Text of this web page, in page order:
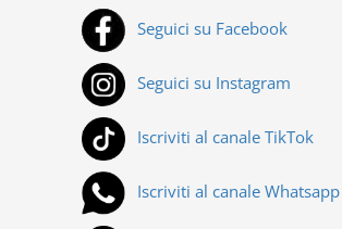
Seguici su Facebook
Seguici su Instagram
Iscriviti al canale TikTok
Iscriviti al canale Whatsapp